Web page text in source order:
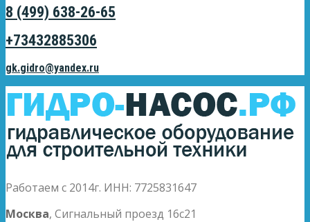
8 (499) 638-26-65
+73432885306
gk.gidro@yandex.ru
Работаем с 2014г. ИНН: 7725831647
Москва, Сигнальный проезд 16с21